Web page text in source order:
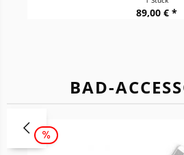
89,00 € *
BAD-